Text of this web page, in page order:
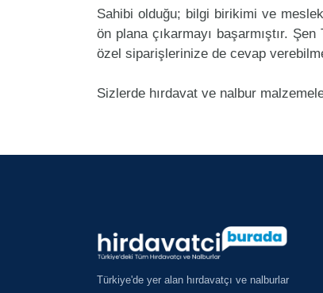
Sahibi olduğu; bilgi birikimi ve
ön plana çıkarmayı başarmıştır.
özel siparişlerinize de cevap
Sizlerde hırdavat ve nalbur
Türkiye'de yer alan hırdavatçı ve nalburlar